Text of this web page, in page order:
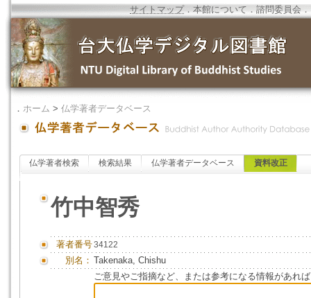
サイトマップ．本館について ．諮問委員会 ．
． ホーム > 仏学著者データベース
仏学著者検索 検索結果 仏学著者データベース 資料改正
竹中智秀
著者番号34122
別名： Takenaka, Chishu
ご意見やご指摘など、または参考になる情報があれ